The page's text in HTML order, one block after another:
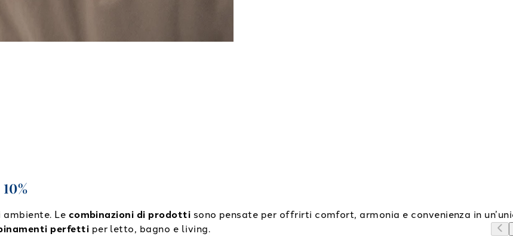
Le combinazioni di prodotti sono pensate per offrirti comfort, armonia e convenienza in
perfetti per letto, bagno e living.